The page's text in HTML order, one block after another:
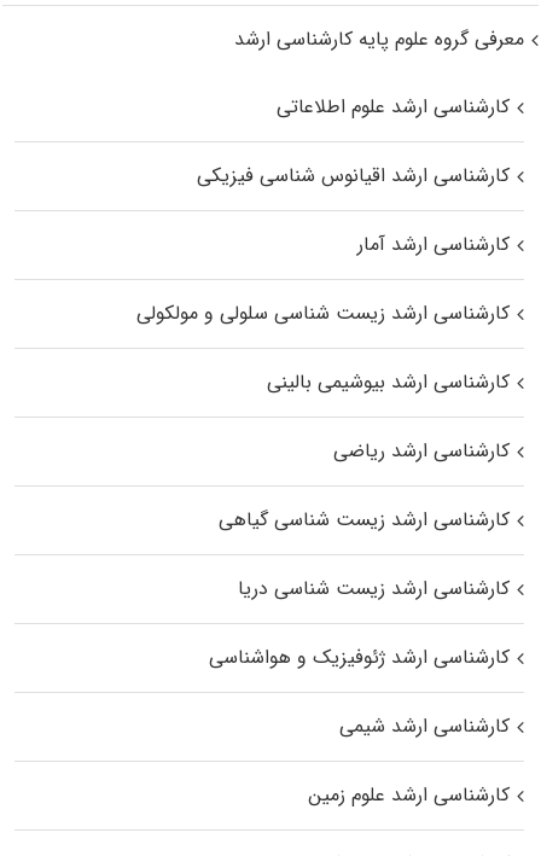
معرفی گروه علوم پایه کارشناسی ارشد
کارشناسی ارشد علوم اطلاعاتی
کارشناسی ارشد اقیانوس‌ شناسی فیزیکی
کارشناسی ارشد آمار
کارشناسی ارشد زیست شناسی سلولی و مولکولی
کارشناسی ارشد بیوشیمی بالینی
کارشناسی ارشد ریاضی
کارشناسی ارشد زیست‌ شناسی گیاهی
کارشناسی ارشد زیست‌ شناسی دریا
کارشناسی ارشد ژئوفیزیک و هواشناسی
کارشناسی ارشد شیمی
کارشناسی ارشد علوم زمین